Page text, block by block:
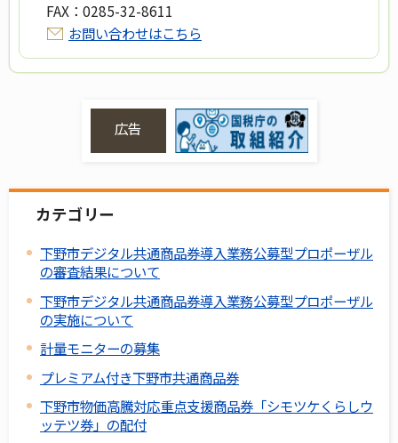
FAX： 0285-32-8611
お問い合わせはこちら
広告
カテゴリー
下野市デジタル共通商品券導入業務公募型プロポーザル
の審査結果について
下野市デジタル共通商品券導入業務公募型プロポーザル
の実施について
計量モニターの募集
プレミアム付き下野市共通商品券
下野市物価高騰対応重点支援商品券「シモツケくらしウ
ッテツ券」の配付